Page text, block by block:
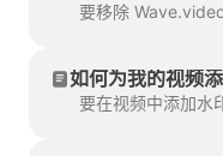
如何为我的视频添